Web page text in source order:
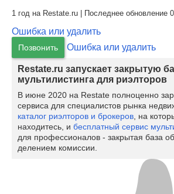
1 год на Restate.ru | Последнее обновление
Ошибка или удалить
Позвонить Ошибка или удалить
Restate.ru запускает закрытую
мультилистинга для риэлторов
В июне 2020 на Restate полноценно
сервиса для специалистов рынка
каталог риэлторов и брокеров , на
находитесь, и бесплатный сервис
для профессионалов - закрытая база
делением комиссии.